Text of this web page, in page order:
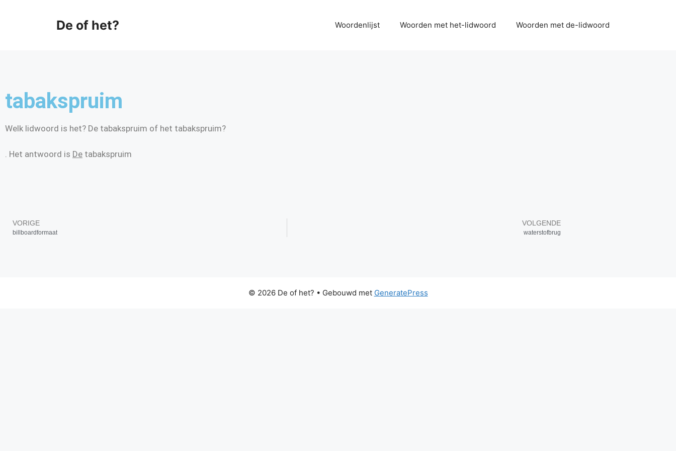
De of het? Woordenlijst Woorden met het-lidwoord Woorden met de-lidwoord
tabakspruim
Welk lidwoord is het? De tabakspruim of het tabakspruim?
. Het antwoord is De tabakspruim
VORIGE
billboardformaat
VOLGENDE
waterstofbrug
© 2026 De of het? • Gebouwd met GeneratePress